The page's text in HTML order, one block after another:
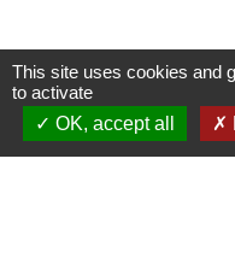
Horaires/
Commune de
This site uses cookies and
to activate
OK, accept all